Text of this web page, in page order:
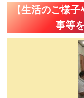
【生活のご様子
事等